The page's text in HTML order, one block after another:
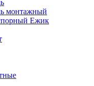
монтажный
Ежик